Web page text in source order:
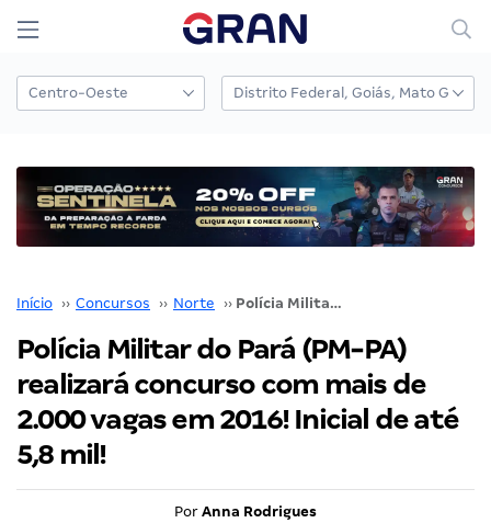
Início ›› Concursos ›› Norte ›› Polícia Militar do Pará (PM-PA) realizará concurso com mais de 2.000 vagas em 2016! Inicial de até 5,8 mil!
Polícia Militar do Pará (PM-PA)
realizará concurso com mais de
2.000 vagas em 2016! Inicial de até
5,8 mil!
Por Anna Rodrigues